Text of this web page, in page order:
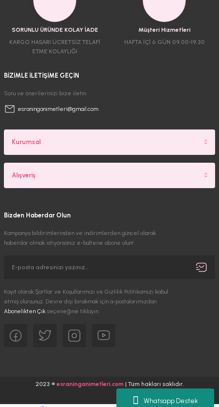
Whatsapp Destek
SORUNLU ÜRÜNDE KOLAY İADE
KARGO HASARI ÜCRETSİZ TELAFİ
ETME KOLAYLIĞI
Müşteri Hizmetleri
HAFTA İÇİ 6 GÜN 09.00-19.30
BİZİMLE İLETİŞİME GEÇİN
Soru ve önerilerinizi bize iletin.
esraninganimetleri@gmail.com
Kurumsal
Alışveriş
Bizden Haberdar Olun
Kampanya bildirimlerinden ve indirimlerden güncel olarak
haberdar olmak istiyorsanız e-bültene abone olun!
Kayıt olarak Şartlar ve Koşullarımızı ve Gizlilik Politikamızı kabul
etmiş olursunuz. Devre dışı bırakmak için a-postalarımızdan
Abonelikten Çık seçeneğine tıklayın.
2023 ® esraninganimetleri.com| Tüm hakları saklıdır.